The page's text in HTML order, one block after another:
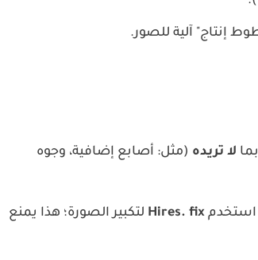
لا تريده (مثل: أصابع إضافية، وجوه
Hires. fix لتكبير الصورة؛ هذا يمنع